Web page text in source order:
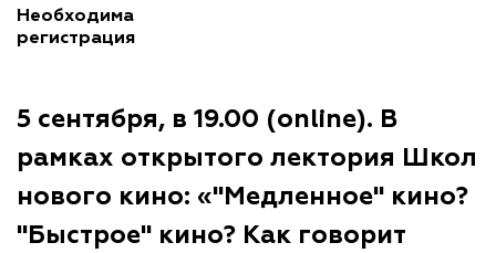
Необходима
регистрация
5 сентября, в 19.00 (online). В
рамках открытого лектория Школ
нового кино: «"Медленное" кино?
"Быстрое" кино? Как говорит